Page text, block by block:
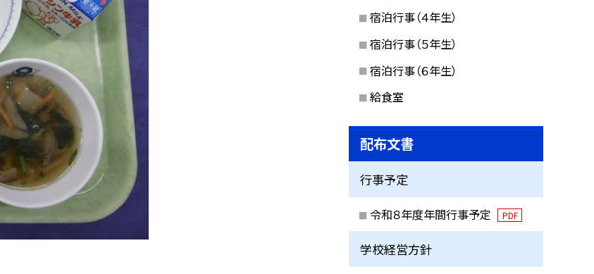
宿泊行事（４年生）
宿泊行事（５年生）
宿泊行事（６年生）
給食室
配布文書
行事予定
令和８年度年間行事予定 PDF
学校経営方針